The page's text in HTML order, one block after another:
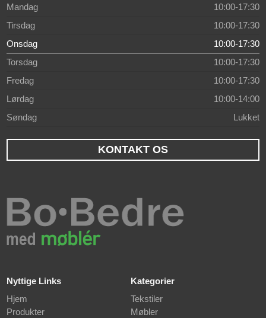
Mandag
10:00-17:30
Tirsdag
10:00-17:30
Onsdag
10:00-17:30
Torsdag
10:00-17:30
Fredag
10:00-17:30
Lørdag
10:00-14:00
Søndag
Lukket
KONTAKT OS
Nyttige Links
Hjem
Produkter
Kategorier
Tekstiler
Møbler